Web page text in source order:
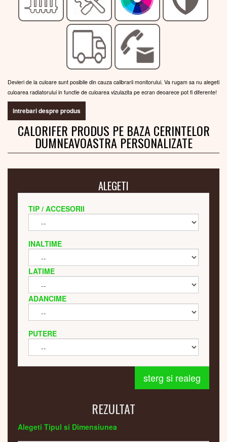
Devieri de la culoare sunt posibile din cauza calibrarii monitorului. Va rugam sa nu alegeti
culoarea radiatorului in functie de culoarea vizulazita pe ecran deoarece pot fi diferente!
intrebari despre produs
CALORIFER PRODUS PE BAZA CERINTELOR
DUMNEAVOASTRA PERSONALIZATE
ALEGETI
TIP / ACCESORII
INALTIME
LATIME
ADANCIME
PUTERE
sterg si realeg
REZULTAT
Alegeti Tipul si Dimensiunea